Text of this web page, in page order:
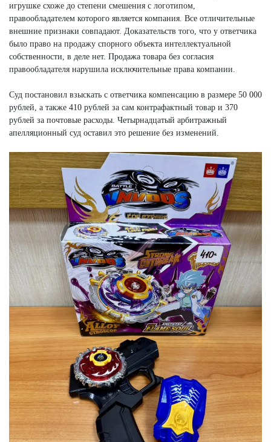
игрушке схоже до степени смешения с логотипом,
правообладателем которого является компания. Все отличительные
внешние признаки совпадают. Доказательств того, что у ответчика
было право на продажу спорного объекта интеллектуальной
собственности, в деле нет. Продажа товара без согласия
правообладателя нарушила исключительные права компании.
Суд постановил взыскать с ответчика компенсацию в размере 50 000
рублей, а также 410 рублей за сам контрафактный товар и 370
рублей за почтовые расходы. Четырнадцатый арбитражный
апелляционный суд оставил это решение без изменений.